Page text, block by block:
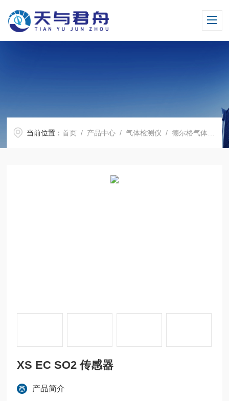
当前位置：首页 / 产品中心 /气体检测仪 /德尔格气体传感器
XS EC SO2 传感器
产品简介